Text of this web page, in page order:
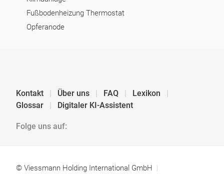
Fußbodenheizung Thermostat
Opferanode
Kontakt Über uns FAQ
Lexikon
Glossar
Digitaler KI-Assistent
Folge uns auf:
© Viessmann Holding International GmbH